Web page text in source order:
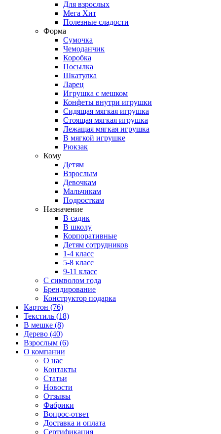
Для взрослых
Мега Хит
Полезные сладости
Форма
Сумочка
Чемоданчик
Коробка
Посылка
Шкатулка
Ларец
Игрушка с мешком
Конфеты внутри игрушки
Сидящая мягкая игрушка
Стоящая мягкая игрушка
Лежащая мягкая игрушка
В мягкой игрушке
Рюкзак
Кому
Детям
Взрослым
Девочкам
Мальчикам
Подросткам
Назначение
В садик
В школу
Корпоративные
Детям сотрудников
1-4 класс
5-8 класс
9-11 класс
С символом года
Брендирование
Конструктор подарка
Картон (76)
Текстиль (18)
В мешке (8)
Дерево (40)
Взрослым (6)
О компании
О нас
Контакты
Статьи
Новости
Отзывы
Фабрики
Вопрос-ответ
Доставка и оплата
Сертификация